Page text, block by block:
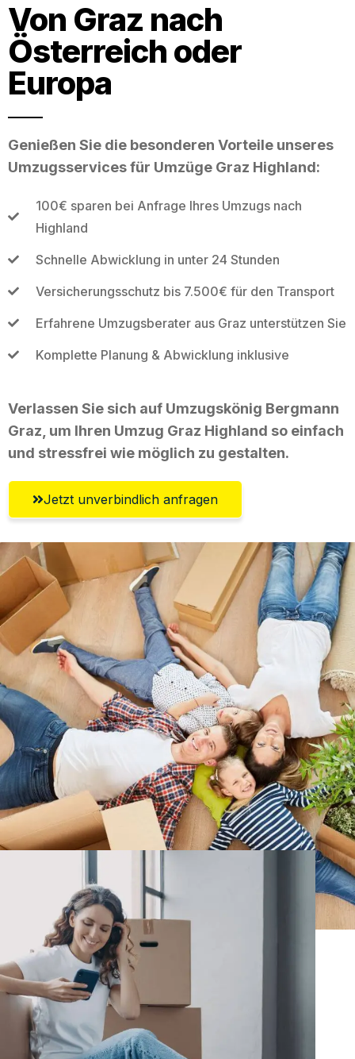
Von Graz nach
Österreich oder
Europa
Genießen Sie die besonderen Vorteile unseres
Umzugsservices für Umzüge Graz Highland:
100€ sparen bei Anfrage Ihres Umzugs nach
Highland
Schnelle Abwicklung in unter 24 Stunden
Versicherungsschutz bis 7.500€ für den Transport
Erfahrene Umzugsberater aus Graz unterstützen Sie
Komplette Planung & Abwicklung inklusive
Verlassen Sie sich auf Umzugskönig Bergmann
Graz, um Ihren Umzug Graz Highland so einfach
und stressfrei wie möglich zu gestalten.
Jetzt unverbindlich anfragen